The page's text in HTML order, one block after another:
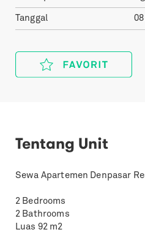
Tanggal
Tentang Unit
Sewa Apartemen Denpasar
2 Bedrooms
2 Bathrooms
Luas 92 m2